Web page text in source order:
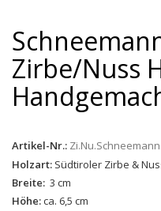
Zirbe/Nuss
Artikel-Nr.:
Holzart: Südtiroler Zirbe &
Breite: 3 cm
Höhe:ca. 6,5 cm